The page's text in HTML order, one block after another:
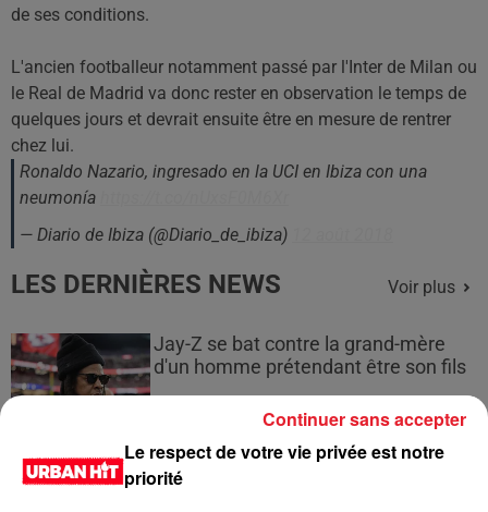
de ses conditions.
L'ancien footballeur notamment passé par l'Inter de Milan ou
le Real de Madrid va donc rester en observation le temps de
quelques jours et devrait ensuite être en mesure de rentrer
chez lui.
Ronaldo Nazario, ingresado en la UCI en Ibiza con una
neumonía
— Diario de Ibiza (@Diario_de_ibiza)
LES DERNIÈRES NEWS Voir plus
Jay-Z se bat contre la grand-mère
d'un homme prétendant être son fils
Cassie met fin à une ex-escorte
Le respect de votre vie privée est notre
priorité
Continuer sans accepter